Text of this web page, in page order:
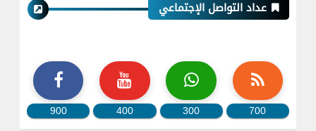
عداد التواصل الإجتماعي
700
300
400
900